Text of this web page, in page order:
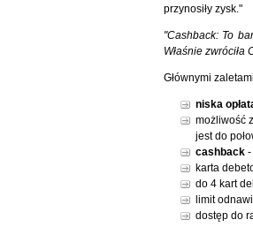
przynosiły zysk."
"Cashback: To
Właśnie
Głównymi zaletami
niska
możliwość
jest do
cashback-
karta
do 4 kart
limit
dostęp do